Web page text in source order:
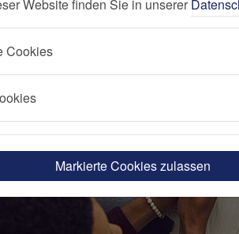
Website finden Sie in unserer
Cookies
Markierte Cookies zulassen